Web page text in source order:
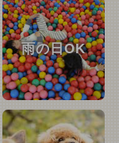
雨の日OK